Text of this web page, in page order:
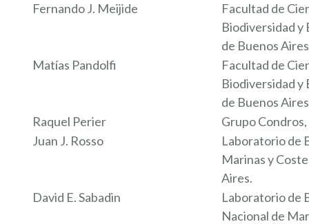
Fernando J. Meijide
Facultad de
Biodiversidad y
de Buenos
Matías Pandolfi
Facultad de
Biodiversidad y
de Buenos
Raquel Perier
Grupo
Juan J. Rosso
Laboratorio de
Marinas y
Aires.
David E. Sabadin
Laboratorio de
Nacional de